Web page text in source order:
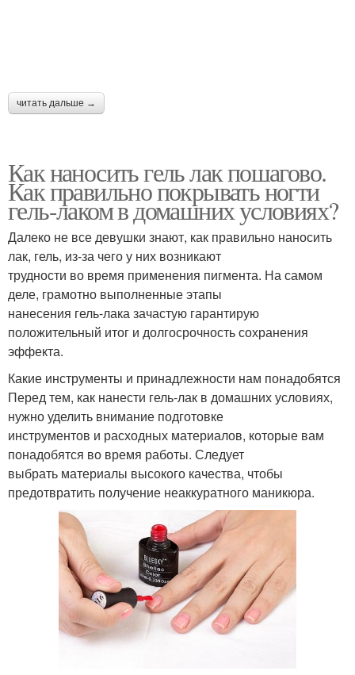
читать дальше →
Как наносить гель лак пошагово.
Как правильно покрывать ногти
гель-лаком в домашних условиях?
Далеко не все девушки знают, как правильно наносить
лак, гель, из-за чего у них возникают
трудности во время применения пигмента. На самом
деле, грамотно выполненные этапы
нанесения гель-лака зачастую гарантирую
положительный итог и долгосрочность сохранения
эффекта.
Какие инструменты и принадлежности нам понадобятся
Перед тем, как нанести гель-лак в домашних условиях,
нужно уделить внимание подготовке
инструментов и расходных материалов, которые вам
понадобятся во время работы. Следует
выбрать материалы высокого качества, чтобы
предотвратить получение неаккуратного маникюра.